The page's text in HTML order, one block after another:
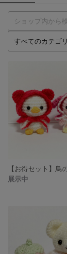
展示中